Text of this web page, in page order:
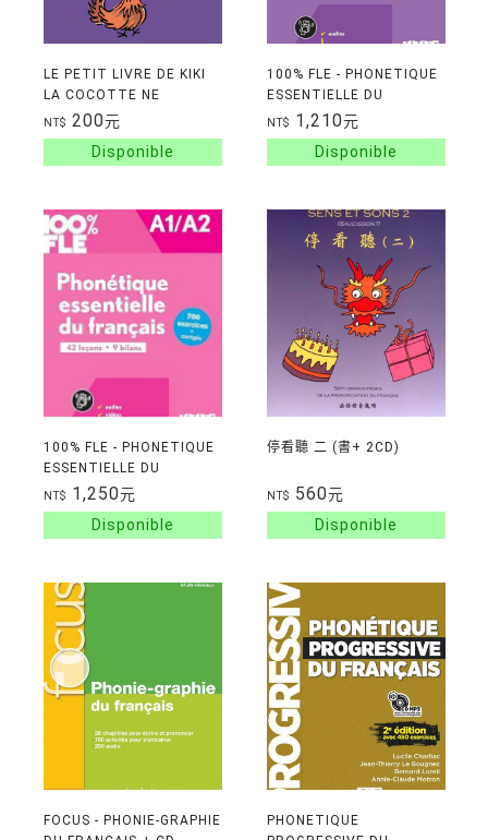
LE PETIT LIVRE DE KIKI
LA COCOTTE NE
NT$ 200元
100% FLE - PHONETIQUE
ESSENTIELLE DU
FRANCAIS B1/B2 - LIVRE
+ DIDIERFLE.APP
NT$ 1,210元
100% FLE - PHONETIQUE
ESSENTIELLE DU
FRANCAIS A1/A2 - LIVRE
+ DIDIERFLE.APP
NT$ 1,250元
停看聽 二 (書+ 2CD)
NT$ 560元
FOCUS - PHONIE-GRAPHIE
PHONETIQUE